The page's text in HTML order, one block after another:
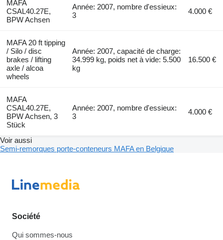
MAFA
CSAL40.27E,
BPW Achsen
Année: 2007, nombre d'essieux:
3
4.000 €
MAFA 20 ft tipping
/ Silo / disc
brakes / lifting
axle / alcoa
wheels
Année: 2007, capacité de charge:
34.999 kg, poids net à vide: 5.500
kg
16.500 €
MAFA
CSAL40.27E,
BPW Achsen, 3
Stück
Année: 2007, nombre d'essieux:
3
4.000 €
Voir aussi
Semi-remorques porte-conteneurs MAFA en Belgique
Société
Qui sommes-nous